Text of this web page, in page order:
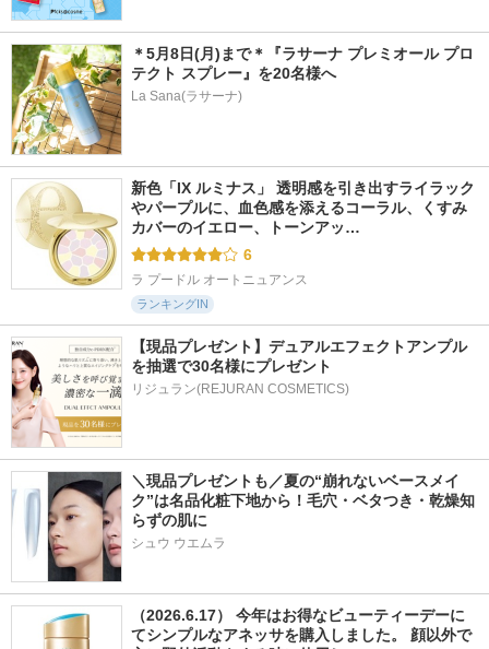
＊5月8日(月)まで＊『ラサーナ プレミオール プロ
テクト スプレー』を20名様へ
La Sana(ラサーナ)
新色「IX ルミナス」 透明感を引き出すライラック
やパープルに、血色感を添えるコーラル、くすみ
カバーのイエロー、トーンアッ…
6
ラ プードル オートニュアンス
ランキングIN
【現品プレゼント】デュアルエフェクトアンプル
を抽選で30名様にプレゼント
リジュラン(REJURAN COSMETICS)
＼現品プレゼントも／夏の“崩れないベースメイ
ク”は名品化粧下地から！毛穴・ベタつき・乾燥知
らずの肌に
シュウ ウエムラ
（2026.6.17） 今年はお得なビューティーデーに
てシンプルなアネッサを購入しました。 顔以外で